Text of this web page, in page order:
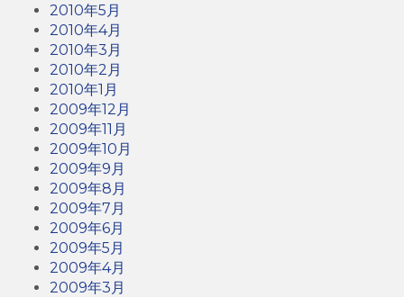
2010年5月
2010年4月
2010年3月
2010年2月
2010年1月
2009年12月
2009年11月
2009年10月
2009年9月
2009年8月
2009年7月
2009年6月
2009年5月
2009年4月
2009年3月